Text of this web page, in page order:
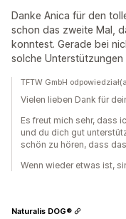
Danke Anica für den
schon das zweite Mal,
konntest. Gerade bei
solche
TFTW GmbH
Vielen lieben Dank für
Es freut mich sehr, dass
und du dich gut
schön zu hören, dass
Wenn wieder etwas ist,
Naturalis DOG®